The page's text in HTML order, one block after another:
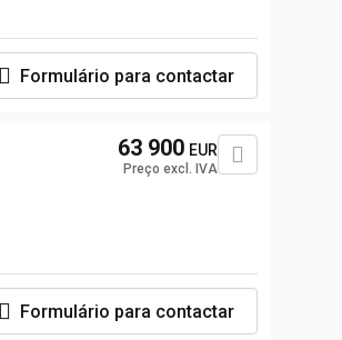
Formulário para contactar
63 900 EUR
Preço excl. IVA
Formulário para contactar